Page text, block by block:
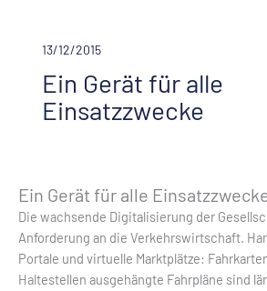
13/12/2015
Ein Gerät für alle
Einsatzzwecke
Ein Gerät für alle
Die wachsende Digitalisierung der
Anforderung an die Verkehrswirtschaft.
Portale und virtuelle Marktplätze:
Haltestellen ausgehängte Fahrpläne sind